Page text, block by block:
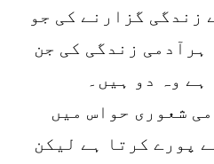
زندگی گزارنے کی جو
ہرآدمی زندگی کی جن
وہ دو ہیں۔
شعوری حواس میں
پورے کرتا ہے لیکن